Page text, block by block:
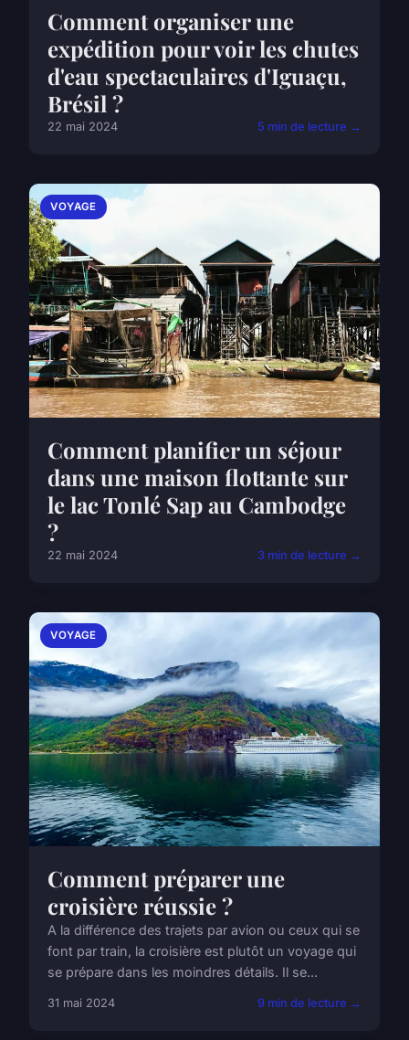
Comment organiser une
expédition pour voir les chutes
d'eau spectaculaires d'Iguaçu,
Brésil ?
22 mai 2024 5 min de lecture →
VOYAGE
Comment planifier un séjour
dans une maison flottante sur
le lac Tonlé Sap au Cambodge
?
22 mai 2024 3 min de lecture →
VOYAGE
Comment préparer une
croisière réussie ?
A la différence des trajets par avion ou ceux qui se
font par train, la croisière est plutôt un voyage qui
se prépare dans les moindres détails. Il se...
31 mai 2024 9 min de lecture →